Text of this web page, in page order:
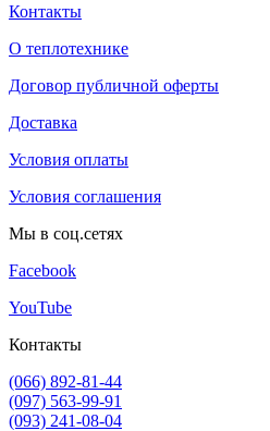
Контакты
О теплотехнике
Договор публичной оферты
Доставка
Условия оплаты
Условия соглашения
Мы в соц.сетях
Facebook
YouTube
Контакты
(066) 892-81-44
(097) 563-99-91
(093) 241-08-04